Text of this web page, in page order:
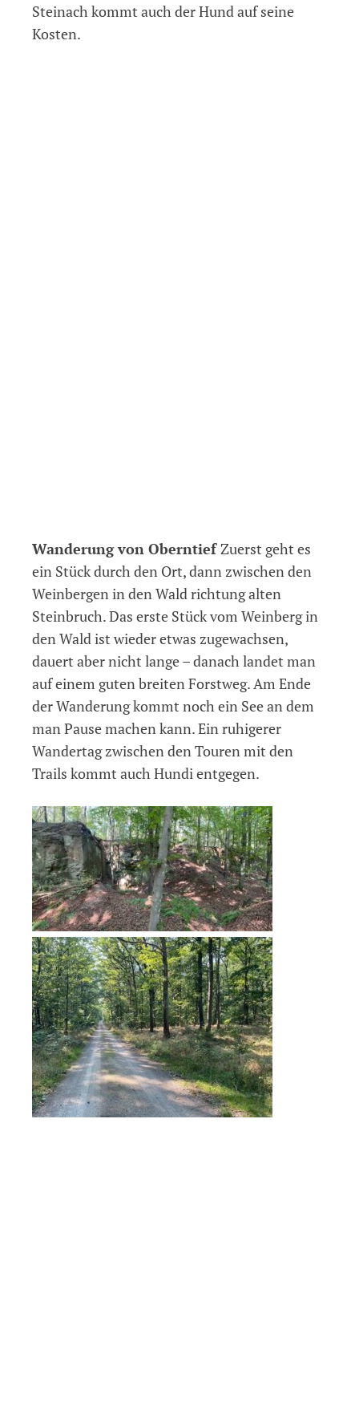
Steinach kommt auch der Hund auf seine
Kosten.
Wanderung von OberntiefZuerst geht es
ein Stück durch den Ort, dann zwischen den
Weinbergen in den Wald richtung alten
Steinbruch. Das erste Stück vom Weinberg in
den Wald ist wieder etwas zugewachsen,
dauert aber nicht lange – danach landet man
auf einem guten breiten Forstweg. Am Ende
der Wanderung kommt noch ein See an dem
man Pause machen kann. Ein ruhigerer
Wandertag zwischen den Touren mit den
Trails kommt auch Hundi entgegen.